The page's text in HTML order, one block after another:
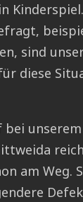
sind
diese
am Weg.